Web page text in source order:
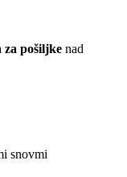
za pošiljke nad
snovmi